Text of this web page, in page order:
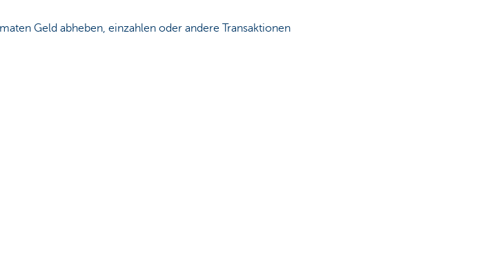
Geld abheben, einzahlen oder andere Transaktionen